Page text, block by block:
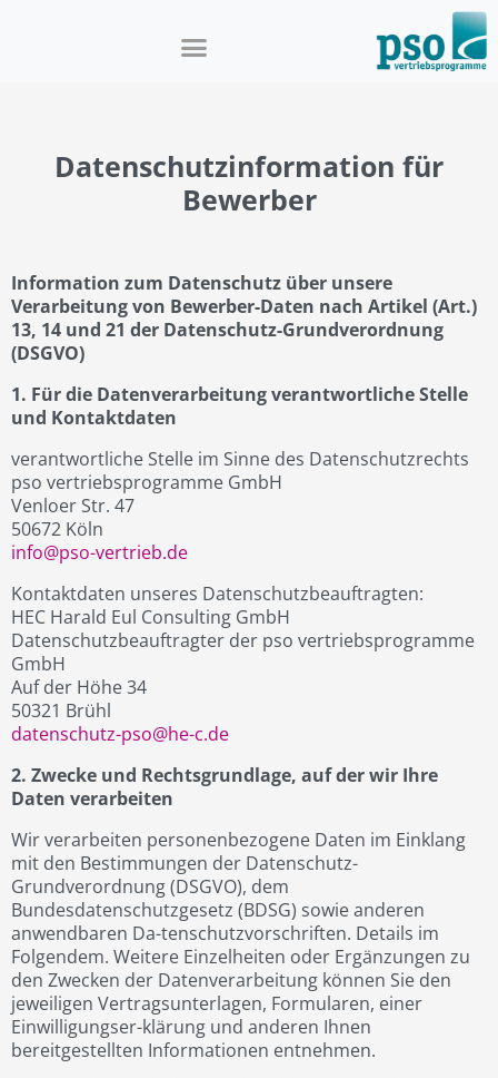
Datenschutzinformation für
Bewerber
Information zum Datenschutz über unsere
Verarbeitung von Bewerber-Daten nach Artikel (Art.)
13, 14 und 21 der Datenschutz-Grundverordnung
(DSGVO)
1. Für die Datenverarbeitung verantwortliche Stelle
und Kontaktdaten
verantwortliche Stelle im Sinne des Datenschutzrechts
pso vertriebsprogramme GmbH
Venloer Str. 47
50672 Köln
info@pso-vertrieb.de
Kontaktdaten unseres Datenschutzbeauftragten:
HEC Harald Eul Consulting GmbH
Datenschutzbeauftragter der pso vertriebsprogramme
GmbH
Auf der Höhe 34
50321 Brühl
datenschutz-pso@he-c.de
2. Zwecke und Rechtsgrundlage, auf der wir Ihre
Daten verarbeiten
Wir verarbeiten personenbezogene Daten im Einklang
mit den Bestimmungen der Datenschutz-
Grundverordnung (DSGVO), dem
Bundesdatenschutzgesetz (BDSG) sowie anderen
anwendbaren Da-tenschutzvorschriften. Details im
Folgendem. Weitere Einzelheiten oder Ergänzungen zu
den Zwecken der Datenverarbeitung können Sie den
jeweiligen Vertragsunterlagen, Formularen, einer
Einwilligungser-klärung und anderen Ihnen
bereitgestellten Informationen entnehmen.